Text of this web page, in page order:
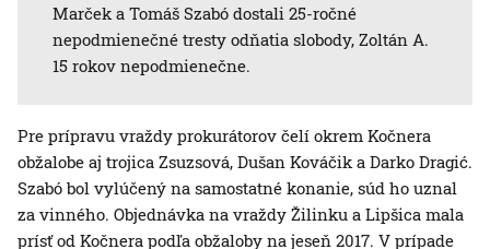
Marček a Tomáš Szabó dostali 25-ročné
nepodmienečné tresty odňatia slobody, Zoltán A.
15 rokov nepodmienečne.
Pre prípravu vraždy prokurátorov čelí okrem Kočnera
obžalobe aj trojica Zsuzsová, Dušan Kováčik a Darko Dragić.
Szabó bol vylúčený na samostatné konanie, súd ho uznal
za vinného. Objednávka na vraždy Žilinku a Lipšica mala
prísť od Kočnera podľa obžaloby na jeseň 2017. V prípade